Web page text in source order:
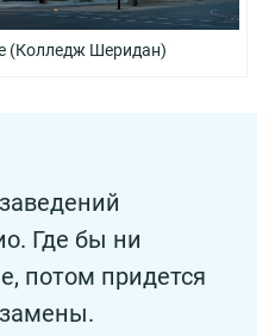
(Колледж Шеридан)
Где бы ни
потом придется